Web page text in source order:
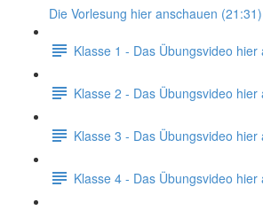
Die Vorlesung hier anschauen (21:31)
Klasse 1 - Das Übungsvideo hier
Klasse 2 - Das Übungsvideo hier
Klasse 3 - Das Übungsvideo hier
Klasse 4 - Das Übungsvideo hier